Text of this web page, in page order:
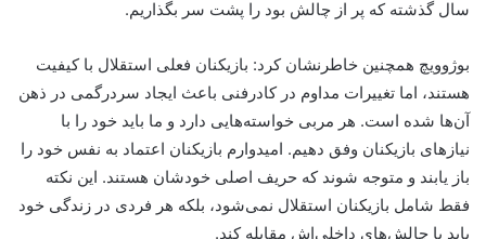
سال گذشته که پر از چالش بود را پشت سر بگذاریم.
بوژوویچ همچنین خاطرنشان کرد: بازیکنان فعلی استقلال با کیفیت
هستند، اما تغییرات مداوم در کادرفنی باعث ایجاد سردرگمی در ذهن
آن‌ها شده است. هر مربی خواسته‌هایی دارد و ما باید خود را با
نیازهای بازیکنان وفق دهیم. امیدوارم بازیکنان اعتماد به نفس خود را
باز یابند و متوجه شوند که حریف اصلی خودشان هستند. این نکته
فقط شامل بازیکنان استقلال نمی‌شود، بلکه هر فردی در زندگی خود
باید با چالش‌های داخلی‌اش مقابله کند.